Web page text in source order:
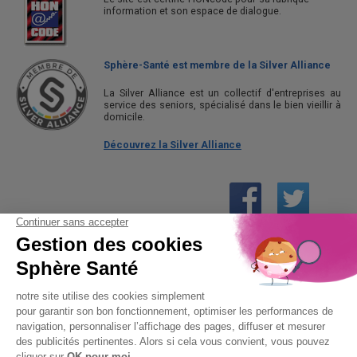
information et son espace de dialogue.
Sphère-Santé est membre de la Silver Alliance
La Silver Alliance est un collectif d'entreprises au
service des seniors, spécialisé dans le bien vieillir à
domicile.
Découvrez la Silver Alliance
01 61 30 15 94
(prix d’un appel local)
CONTACTEZ-NOUS
SPHÈRE-SANTÉ © 2026